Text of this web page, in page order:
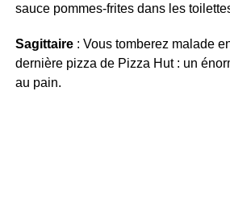
sauce pommes-frites dans les
Sagittaire: Vous tomberez malade
dernière pizza de Pizza Hut : un
au pain.